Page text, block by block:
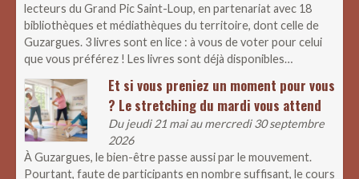
lecteurs du Grand Pic Saint-Loup, en partenariat avec 18
bibliothèques et médiathèques du territoire, dont celle de
Guzargues. 3 livres sont en lice : à vous de voter pour celui
que vous préférez ! Les livres sont déjà disponibles…
Et si vous preniez un moment pour vous
? Le stretching du mardi vous attend
Du jeudi 21 mai au mercredi 30 septembre
2026
À Guzargues, le bien-être passe aussi par le mouvement.
Pourtant, faute de participants en nombre suffisant, le cours